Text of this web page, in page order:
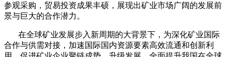
参观采购，贸易投资成果丰硕，展现出矿业市场广阔的发展前
景与巨大的合作潜力。
在全球矿业发展步入新周期的大背景下，为深化矿业国际
合作与供需对接，加速国际国内资源要素高效流通和创新利